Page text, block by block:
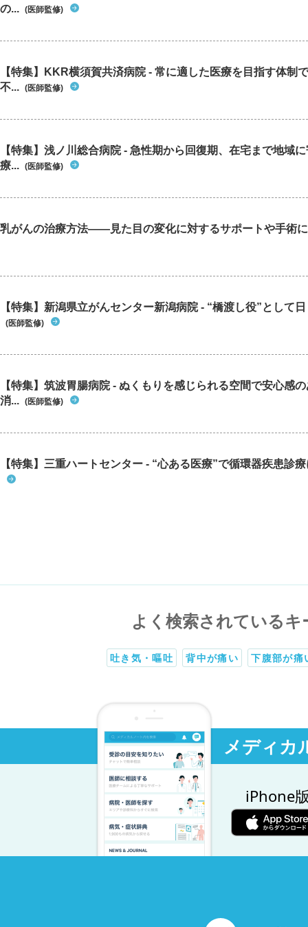
の... (医師監修)
【特集】KKR横須賀共済病院 - 常に適した医療を目指す体制
不... (医師監修)
【特集】浅ノ川総合病院 - 急性期から回復期、在宅まで地域
療... (医師監修)
乳がんの治療方法――見た目の変化に対するサポートや手術
【特集】新潟県立がんセンター新潟病院 - “橋渡し役”として
(医師監修)
【特集】筑波胃腸病院 - ぬくもりを感じられる空間で安心感
消... (医師監修)
【特集】三重ハートセンター - “心ある医療”で循環器疾患診
よく検索されているキ
吐き気・嘔吐 背中が痛い 下腹部が痛
メディカ
iPhone